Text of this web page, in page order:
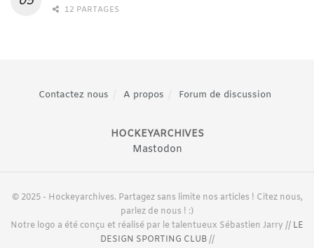
12 PARTAGES
Contactez nous A propos Forum de discussion
HOCKEYARCHIVES
Mastodon
© 2025 - Hockeyarchives. Partagez sans limite nos articles ! Citez nous,
parlez de nous ! :)
Notre logo a été conçu et réalisé par le talentueux Sébastien Jarry // LE
DESIGN SPORTING CLUB//